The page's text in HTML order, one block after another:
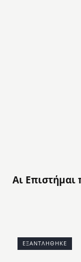
Αι Επιστήμαι
ΕΞΑΝΤΛΉΘΗΚΕ